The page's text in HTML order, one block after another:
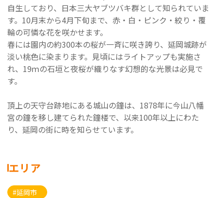
自生しており、日本三大ヤブツバキ群として知られていま
す。10月末から4月下旬まで、赤・白・ピンク・絞り・覆
輪の可憐な花を咲かせます。
春には園内の約300本の桜が一斉に咲き誇り、延岡城跡が
淡い桃色に染まります。見頃にはライトアップも実施さ
れ、19ｍの石垣と夜桜が織りなす幻想的な光景は必見で
す。
頂上の天守台跡地にある城山の鐘は、1878年に今山八幡
宮の鐘を移し建てられた鐘楼で、以来100年以上にわた
り、延岡の街に時を知らせています。
エリア
#延岡市